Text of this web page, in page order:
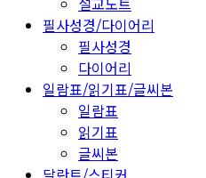
필사성경/다이어리
필사성경
다이어리
일람표/읽기표/글씨본
일람표
읽기표
글씨본